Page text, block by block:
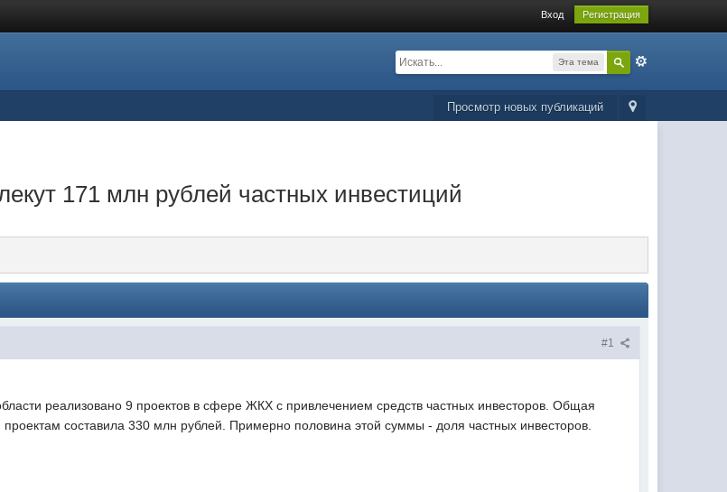
Вход Регистрация
Эта тема
Просмотр новых публикаций
171 млн рублей частных инвестиций
#1
реализовано 9 проектов в сфере ЖКХ с привлечением средств частных инвесторов. Общая
составила 330 млн рублей. Примерно половина этой суммы - доля частных инвесторов.